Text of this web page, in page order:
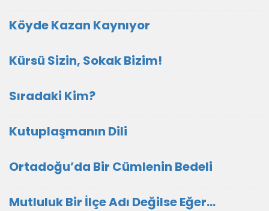
Köyde Kazan Kaynıyor
Kürsü Sizin, Sokak Bizim!
Sıradaki Kim?
Kutuplaşmanın Dili
Ortadoğu’da Bir Cümlenin Bedeli
Mutluluk Bir İlçe Adı Değilse Eğer...